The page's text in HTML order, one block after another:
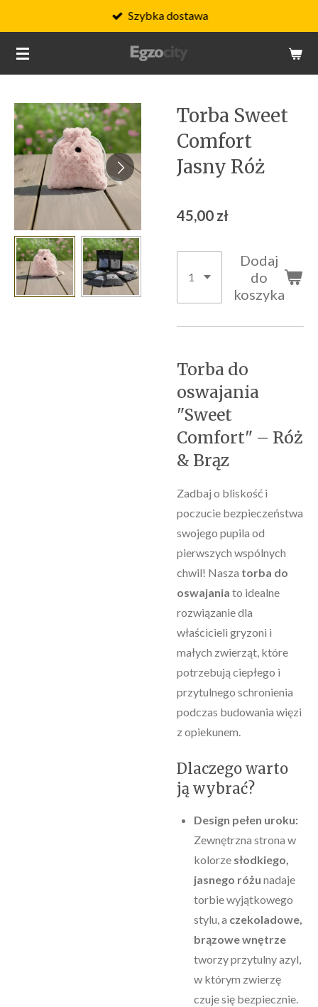
do
głównej
treści
Szybka dostawa
Torba Sweet
Comfort
Jasny Róż
45,00 zł
Dodaj
do
koszyka
Torba do
oswajania
"Sweet
Comfort" – Róż
& Brąz
​Zadbaj o bliskość i
poczucie bezpieczeństwa
swojego pupila od
pierwszych wspólnych
chwil! Nasza torba do
oswajania to idealne
rozwiązanie dla
właścicieli gryzoni i
małych zwierząt, które
potrzebują ciepłego i
przytulnego schronienia
podczas budowania więzi
z opiekunem.
​Dlaczego warto
ją wybrać?
Design pełen uroku:
Zewnętrzna strona w
kolorze słodkiego,
jasnego różu nadaje
torbie wyjątkowego
stylu, a czekoladowe,
brązowe wnętrze
tworzy przytulny azyl,
w którym zwierzę
czuje się bezpiecznie.